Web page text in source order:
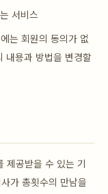
서비스
는 회원의 동의가 없
내용과 방법을 변경할
제공받을 수 있는 기
가 총횟수의 만남을